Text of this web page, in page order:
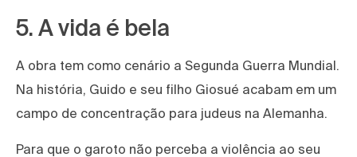
5. A vida é bela
A obra tem como cenário a Segunda Guerra Mundial.
Na história, Guido e seu filho Giosué acabam em um
campo de concentração para judeus na Alemanha.
Para que o garoto não perceba a violência ao seu